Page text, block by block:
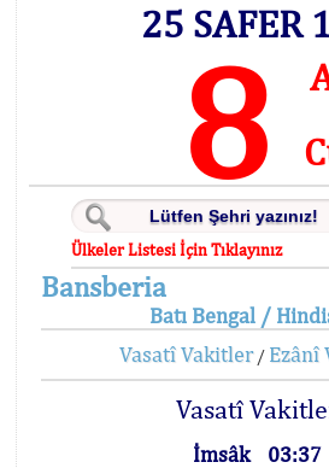
25 SAFER
8
Ülkeler Listesi İçin Tıklayınız
Bansberia
Batı Bengal /
Vasatî Vakitler/ Ezânî
Vasatî
İmsâk
03:37